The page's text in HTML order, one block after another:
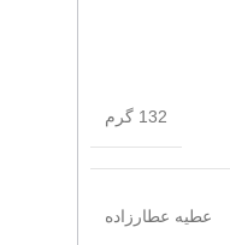
132 گرم
عطیه عطارزاده